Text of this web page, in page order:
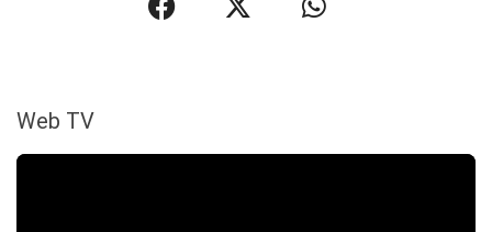
Web TV